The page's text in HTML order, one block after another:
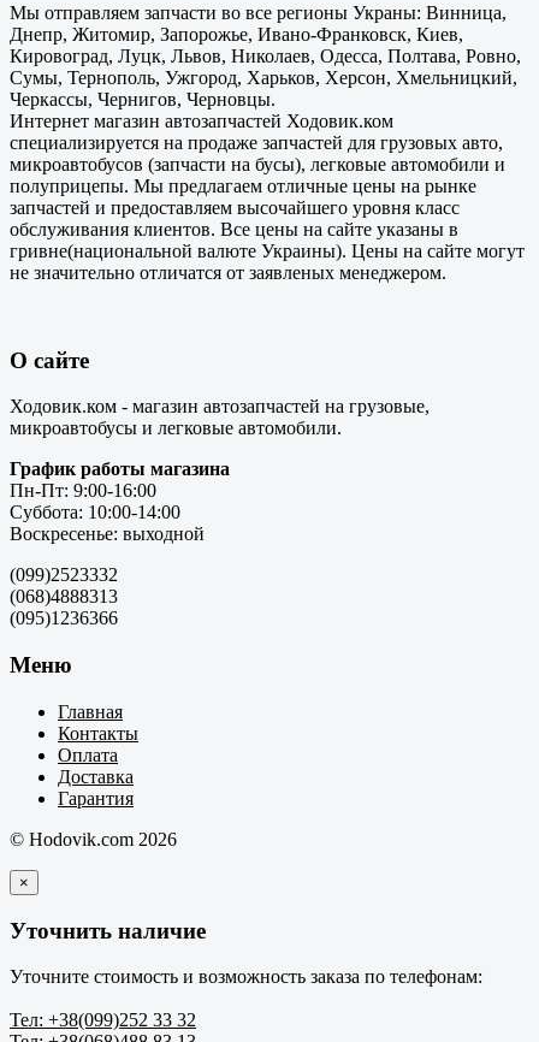
Мы отправляем запчасти во все регионы Украны: Винница,
Днепр, Житомир, Запорожье, Ивано-Франковск, Киев,
Кировоград, Луцк, Львов, Николаев, Одесса, Полтава, Ровно,
Сумы, Тернополь, Ужгород, Харьков, Херсон, Хмельницкий,
Черкассы, Чернигов, Черновцы.
Интернет магазин автозапчастей Ходовик.ком
специализируется на продаже запчастей для грузовых авто,
микроавтобусов (запчасти на бусы), легковые автомобили и
полуприцепы. Мы предлагаем отличные цены на рынке
запчастей и предоставляем высочайшего уровня класс
обслуживания клиентов. Все цены на сайте указаны в
гривне(национальной валюте Украины). Цены на сайте могут
не значительно отличатся от заявленых менеджером.
О сайте
Ходовик.ком - магазин автозапчастей на грузовые,
микроавтобусы и легковые автомобили.
График работы магазина
Пн-Пт: 9:00-16:00
Суббота: 10:00-14:00
Воскресенье: выходной
(099)2523332
(068)4888313
(095)1236366
Меню
Главная
Контакты
Оплата
Доставка
Гарантия
© Hodovik.com 2026
×
Уточнить наличие
Уточните стоимость и возможность заказа по телефонам:
Тел: +38(099)252 33 32